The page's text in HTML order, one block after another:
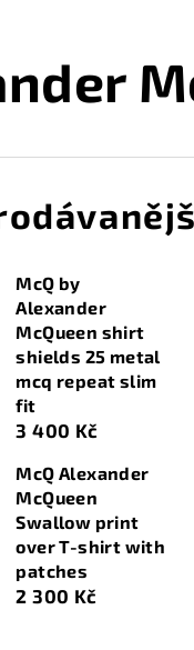
McQ by
Alexander
McQueen shirt
shields 25 metal
mcq repeat slim
fit
3 400 Kč
McQ Alexander
McQueen
Swallow print
over T-shirt with
patches
2 300 Kč